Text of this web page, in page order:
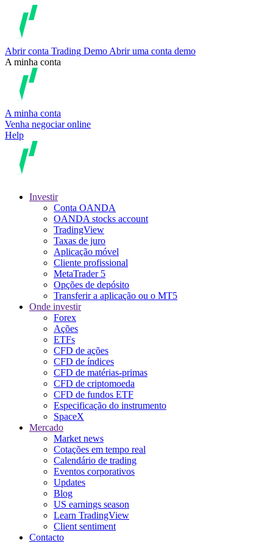
Abrir conta Trading Demo Abrir uma conta demo
A minha conta
A minha conta
Venha negociar online
Help
Investir
Conta OANDA
OANDA stocks account
TradingView
Taxas de juro
Aplicação móvel
Cliente profissional
MetaTrader 5
Opções de depósito
Transferir a aplicação ou o MT5
Onde investir
Forex
Ações
ETFs
CFD de ações
CFD de índices
CFD de matérias-primas
CFD de criptomoeda
CFD de fundos ETF
Especificação do instrumento
SpaceX
Mercado
Market news
Cotações em tempo real
Calendário de trading
Eventos corporativos
Updates
Blog
US earnings season
Learn TradingView
Client sentiment
Contacto